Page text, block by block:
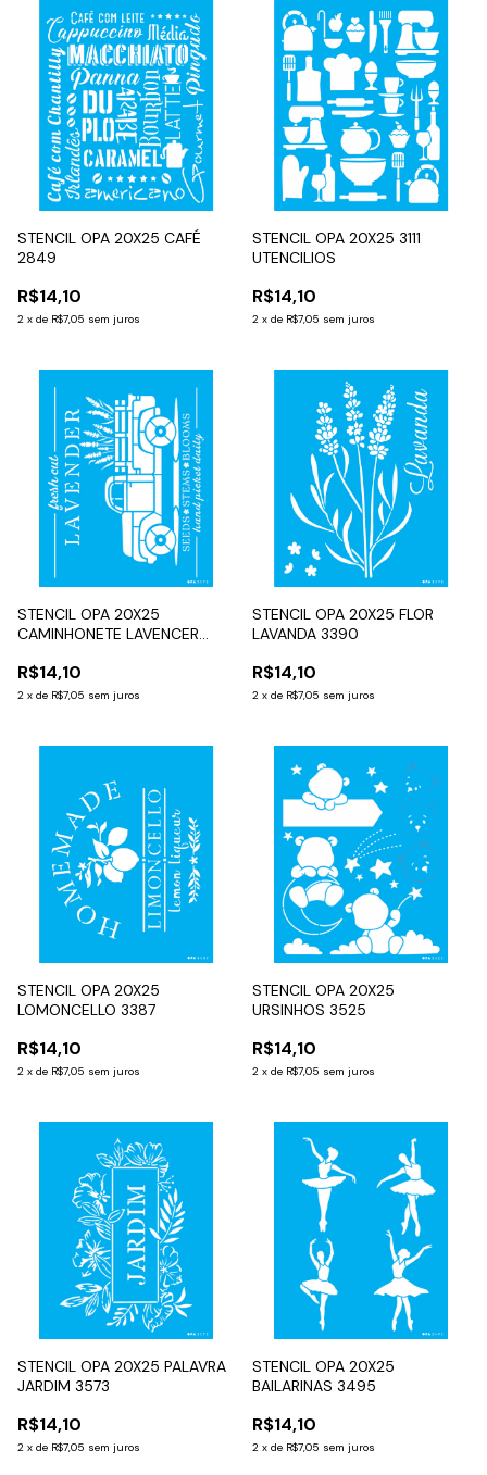
STENCIL OPA 20X25 CAFÉ
2849
R$14,10
2 x de R$7,05 sem juros
STENCIL OPA 20X25 3111
UTENCILIOS
R$14,10
2 x de R$7,05 sem juros
STENCIL OPA 20X25
CAMINHONETE LAVENCER
R$14,10
2 x de R$7,05 sem juros
STENCIL OPA 20X25 FLOR
LAVANDA 3390
R$14,10
2 x de R$7,05 sem juros
STENCIL OPA 20X25
LOMONCELLO 3387
R$14,10
2 x de R$7,05 sem juros
STENCIL OPA 20X25
URSINHOS 3525
R$14,10
2 x de R$7,05 sem juros
STENCIL OPA 20X25 PALAVRA
JARDIM 3573
R$14,10
2 x de R$7,05 sem juros
STENCIL OPA 20X25
BAILARINAS 3495
R$14,10
2 x de R$7,05 sem juros